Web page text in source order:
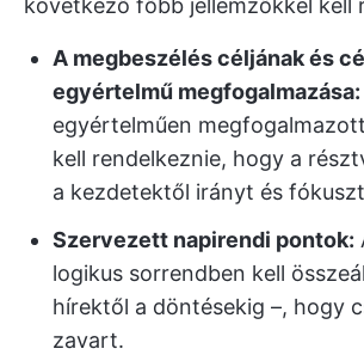
következő főbb jellemzőkkel kell
A megbeszélés céljának és
egyértelmű megfogalmazása:
egyértelműen
kell rendelkeznie, hogy a
a kezdetektől irányt és
Szervezett napirendi pontok:
logikus sorrendben kell
hírektől a döntésekig –, hogy
zavart.